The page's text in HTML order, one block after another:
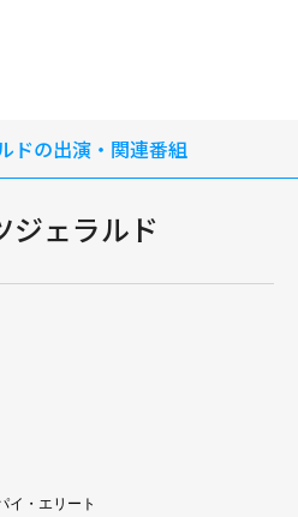
ドの出演・関連番組
ジェラルド